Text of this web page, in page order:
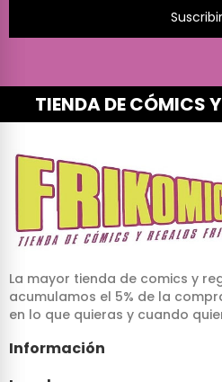
TIENDA DE CÓMICS
La mayor tienda de comics y
acumulamos el 5% de la
en lo que quieras y cuando
Información